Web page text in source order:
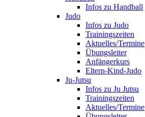
Infos zu Handball
Judo
Infos zu Judo
Trainingszeiten
Aktuelles/Termine
Übungsleiter
Anfängerkurs
Eltern-Kind-Judo
Ju-Jutsu
Infos zu Ju Jutsu
Trainingszeiten
Aktuelles/Termine